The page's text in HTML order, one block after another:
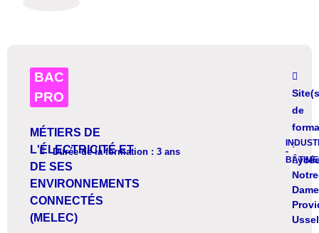
BAC
PRO
MÉTIERS DE
L'ÉLECTRICITÉ ET
DE SES
ENVIRONNEMENTS
CONNECTÉS
(MELEC)
Durée de la formation : 3 ans
de
:
Ussel
-